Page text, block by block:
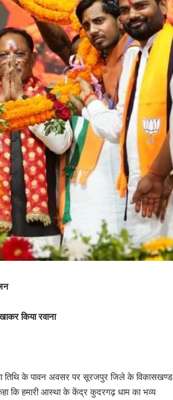
किया रवाना
तिथि के पावन अवसर पर सूरजपुर जिले के विकासखण्ड
कि हमारी आस्था के केंद्र कुदरगढ़ धाम का भव्य